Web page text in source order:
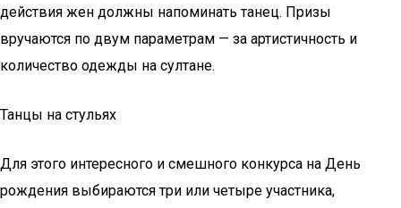
действия жен должны напоминать танец. Призы
вручаются по двум параметрам — за артистичность и
количество одежды на султане.
Танцы на стульях
Для этого интересного и смешного конкурса на День
рождения выбираются три или четыре участника,